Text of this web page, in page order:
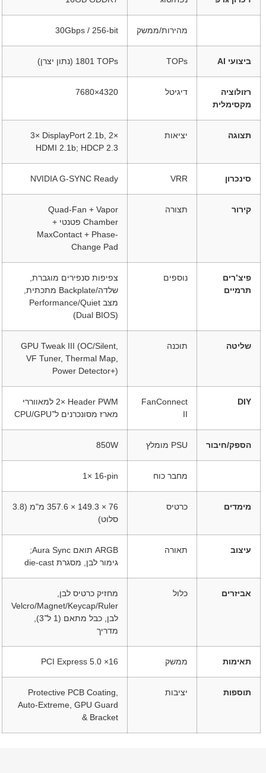
מהירות/ממשק ‎30Gbps‎ / ‎256-bit‎
ביצועי AI TOPs ‎1801‎ TOPs (נתון יצרן)
רזולוציה
מקסימלית
דיגיטל ‎7680×4320‎
תצוגה יציאות
‎3× DisplayPort 2.1b‎, ‎2×
HDMI 2.1b‎; ‎HDCP 2.3‎
סינכרון VRR
NVIDIA G-SYNC Ready
קירור תצורה
Quad-Fan + Vapor
Chamber פטנטי +
MaxContact + Phase-
Change Pad
פיצ’רים
תרמיים
נוספים
צפיפות סנפירים מוגברת,
שלדה/Backplate מתכתית,
מצב Performance/Quiet
(Dual BIOS)
שליטה תוכנה
GPU Tweak III (OC/Silent,
VF Tuner, Thermal Map,
Power Detector+)
DIY
FanConnect
II
‎2× Header PWM למאווררי
מארז מסונכרנים ל־CPU/GPU
הספק/חיבור PSU מומלץ ‎850W‎
מחבר כוח ‎1× 16-pin‎
מימדים כרטיס
‎357.6 × 149.3 × 76‎ מ"מ (‎3.8‎
סלוט)
עיצוב תאורה
ARGB תואם Aura Sync;
גימור לבן, מסגרת die-cast
אביזרים כלול
מחזיק כרטיס לבן,
Velcro/Magnet/Keycap/Ruler
לבן, כבל מתאם (1 ל־3),
מדריך
תאימות ממשק PCI Express 5.0 ×16
תוספות יציבות
Protective PCB Coating,
Auto-Extreme, GPU Guard
& Bracket